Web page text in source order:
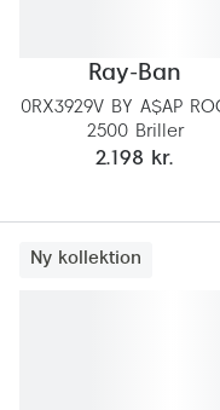
Ray-Ban
0RX3929V BY A$AP
2500 Briller
2.198 kr.
Ny kollektion